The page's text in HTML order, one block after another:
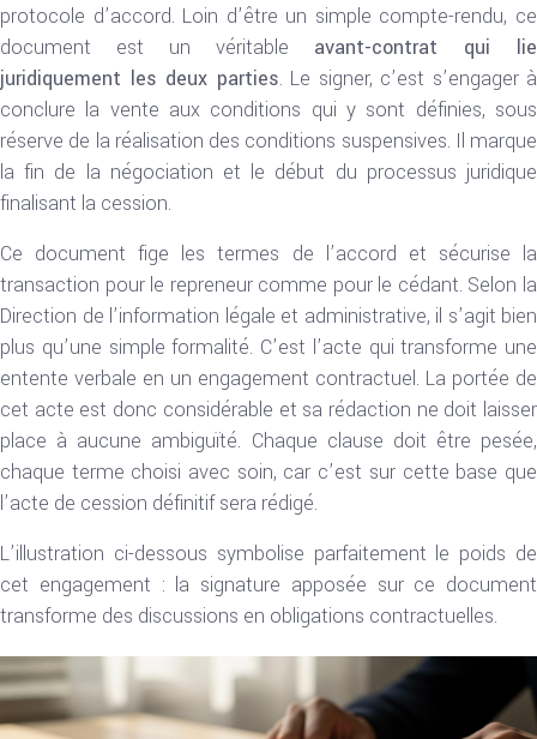
protocole d’accord. Loin d’être un simple compte-rendu, ce
document est un véritable avant-contrat qui lie
juridiquement les deux parties. Le signer, c’est s’engager à
conclure la vente aux conditions qui y sont définies, sous
réserve de la réalisation des conditions suspensives. Il marque
la fin de la négociation et le début du processus juridique
finalisant la cession.
Ce document fige les termes de l’accord et sécurise la
transaction pour le repreneur comme pour le cédant. Selon la
Direction de l’information légale et administrative, il s’agit bien
plus qu’une simple formalité. C’est l’acte qui transforme une
entente verbale en un engagement contractuel. La portée de
cet acte est donc considérable et sa rédaction ne doit laisser
place à aucune ambiguïté. Chaque clause doit être pesée,
chaque terme choisi avec soin, car c’est sur cette base que
l’acte de cession définitif sera rédigé.
L’illustration ci-dessous symbolise parfaitement le poids de
cet engagement : la signature apposée sur ce document
transforme des discussions en obligations contractuelles.